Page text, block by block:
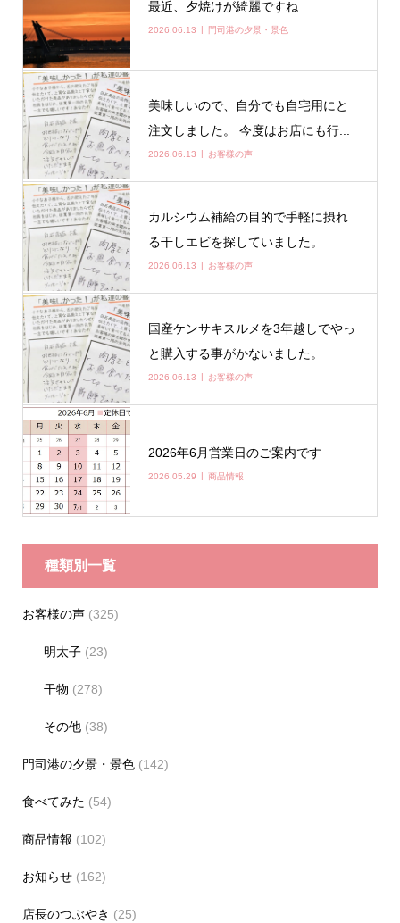
最近、夕焼けが綺麗ですね
2026.06.13 門司港の夕景・景色
美味しいので、自分でも自宅用にと
注文しました。 今度はお店にも行...
2026.06.13 お客様の声
カルシウム補給の目的で手軽に摂れ
る干しエビを探していました。
2026.06.13 お客様の声
国産ケンサキスルメを3年越しでやっ
と購入する事がかないました。
2026.06.13 お客様の声
2026年6月営業日のご案内です
2026.05.29 商品情報
種類別一覧
お客様の声(325)
明太子 (23)
干物 (278)
その他 (38)
門司港の夕景・景色(142)
食べてみた (54)
商品情報 (102)
お知らせ(162)
店長のつぶやき (25)